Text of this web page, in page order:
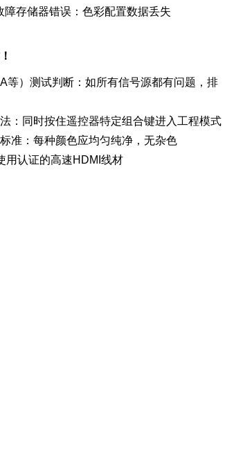
存储器错误：色彩配置数据丢失
等）测试判断：如所有信号源都有问题，排
：同时按住遥控器特定组合键进入工程模式
准：每种颜色应均匀纯净，无杂色
用认证的高速HDMI线材